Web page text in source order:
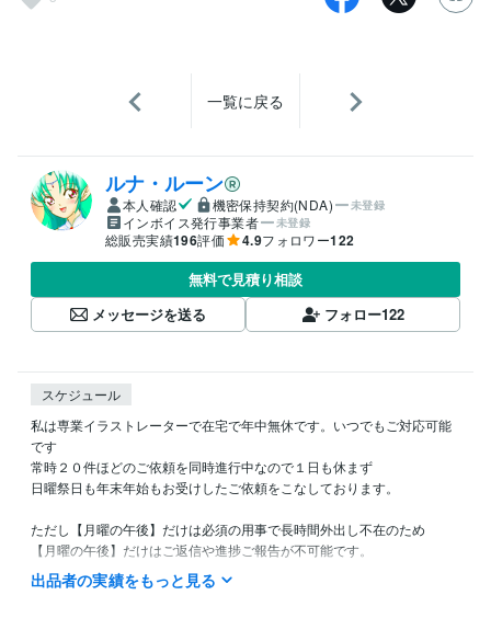
一覧に戻る
ルナ・ルーン
本人確認 機密保持契約(NDA) 未登録
インボイス発行事業者 未登録
総販売実績196評価 4.9フォロワー122
無料で見積り相談
メッセージを送る
フォロー122
スケジュール
私は専業イラストレーターで在宅で年中無休です。いつでもご対応可能
です
常時２０件ほどのご依頼を同時進行中なので１日も休まず
日曜祭日も年末年始もお受けしたご依頼をこなしております。
ただし【月曜の午後】だけは必須の用事で長時間外出し不在のため
【月曜の午後】だけはご返信や進捗ご報告が不可能です。
また私の生活は体調によって夜型だったり昼型だったり変化し不規則で
出品者の実績をもっと見る